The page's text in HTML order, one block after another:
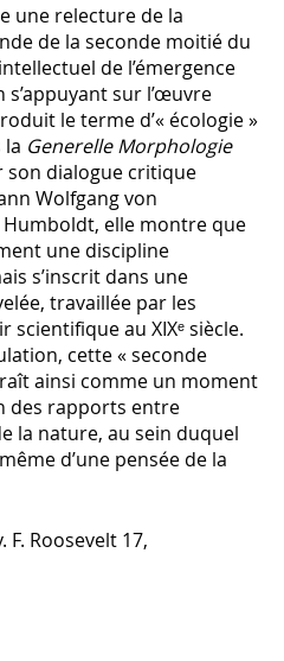
une relecture de la
de la seconde moitié du
de l’émergence
s’appuyant sur l’œuvre
le terme d’« écologie »
la Generelle Morphologie
dialogue critique
Wolfgang von
elle montre que
une discipline
s’inscrit dans une
travaillée par les
au XIXᵉ siècle.
cette « seconde
ainsi comme un moment
des rapports entre
la nature, au sein duquel
d’une pensée de la
F. Roosevelt 17,